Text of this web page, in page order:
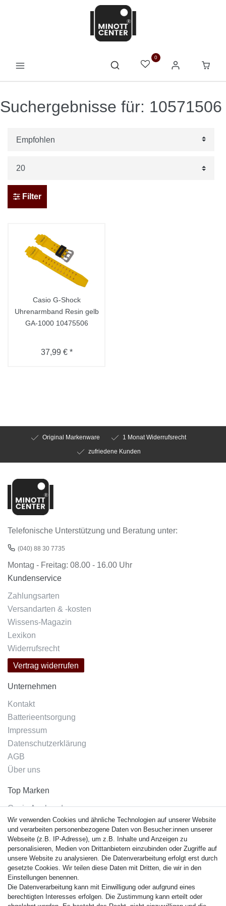
0
Suchergebnisse für: 10571506
Filter
Casio G-Shock
Uhrenarmband Resin gelb
GA-1000 10475506
37,99 € *
Original Markenware
1 Monat Widerrufsrecht
zufriedene Kunden
Telefonische Unterstützung und Beratung unter:
(040) 88 30 7735
Montag - Freitag: 08.00 - 16.00 Uhr
Kundenservice
Zahlungsarten
Versandarten & -kosten
Wissens-Magazin
Lexikon
Widerrufsrecht
Vertrag widerrufen
Unternehmen
Kontakt
Batterieentsorgung
Impressum
Datenschutzerklärung
AGB
Über uns
Top Marken
Casio Armband
Festina Armband
Citizen Armband
M. Lacroix Armband
J. Lemans Armband
Uhrenarmbänder - Alle
Sicherheit
Wir verwenden Cookies und ähnliche Technologien auf unserer Website
und verarbeiten personenbezogene Daten von Besucher:innen unserer
Webseite (z.B. IP-Adresse), um z.B. Inhalte und Anzeigen zu
personalisieren, Medien von Drittanbietern einzubinden oder Zugriffe auf
unsere Website zu analysieren. Die Datenverarbeitung erfolgt erst durch
gesetzte Cookies. Wir teilen diese Daten mit Dritten, die wir in den
Einstellungen benennen.
Die Datenverarbeitung kann mit Einwilligung oder aufgrund eines
berechtigten Interesses erfolgen. Die Zustimmung kann erteilt oder